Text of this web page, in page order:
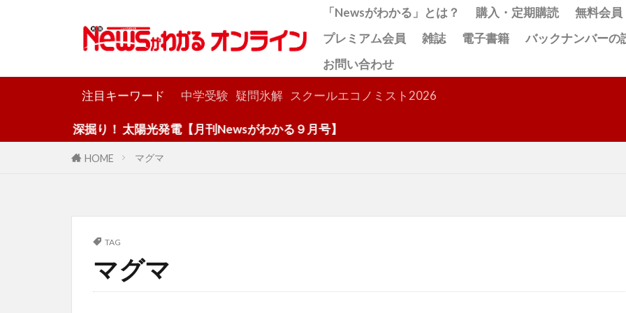
「Newsがわかる」とは？ 購入・定期購読
無料会員
プレミアム会員
雑誌 電子書籍
バックナンバーの
お問い合わせ
注目キーワード 中学受験 疑問氷解 スクールエコノミスト2026
深掘り！ 太陽光発電【月刊Newsがわかる９月号】
HOME マグマ
TAG
マグマ
検索